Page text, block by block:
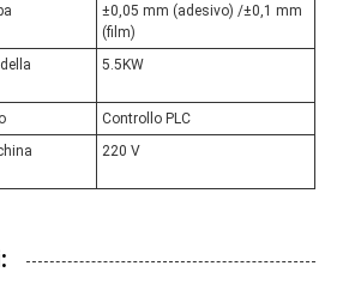
±0,05 mm (adesivo) /±0,1 mm
(film)
5.5KW
Controllo PLC
220 V